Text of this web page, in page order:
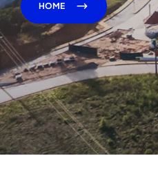
HOME